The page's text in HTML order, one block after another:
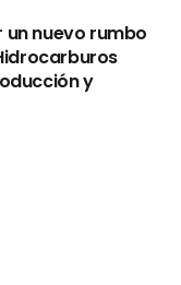
nuevo rumbo
y